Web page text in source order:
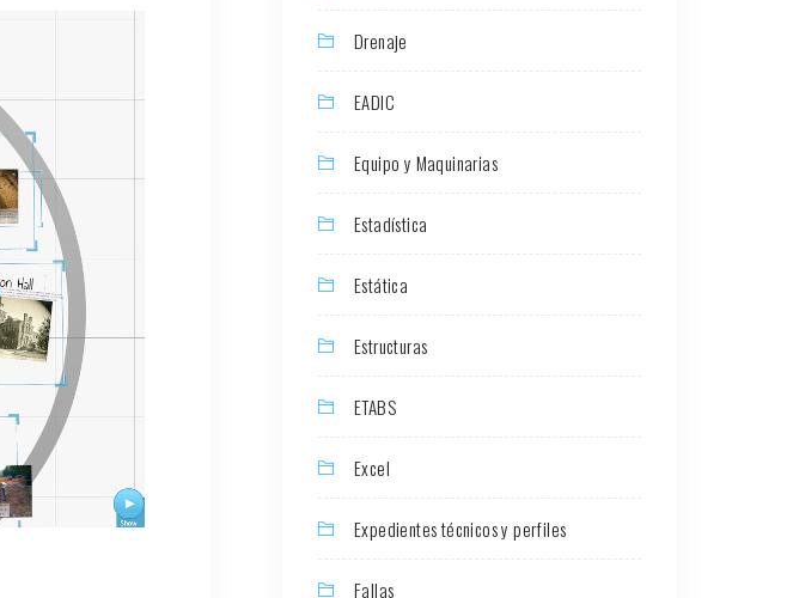
Drenaje
EADIC
Equipo y Maquinarias
Estadística
Estática
Estructuras
ETABS
Excel
Expedientes técnicos y perfiles
Fallas